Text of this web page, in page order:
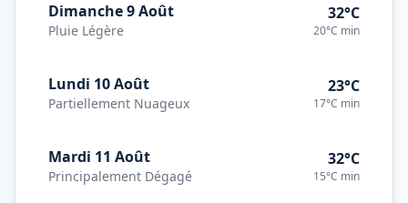
Dimanche 9 Août
Pluie Légère
32°C
20°C min
Lundi 10 Août
Partiellement Nuageux
23°C
17°C min
Mardi 11 Août
Principalement Dégagé
32°C
15°C min